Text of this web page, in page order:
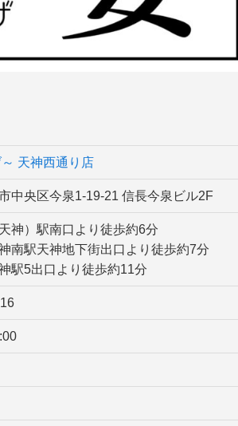
天神西通り店
中央区今泉1-19-21 信長今泉ビル2F
神）駅南口より徒歩約6分
南駅天神地下街出口より徒歩約7分
駅5出口より徒歩約11分